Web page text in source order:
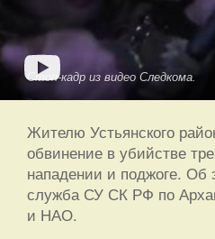
Стоп-кадр из видео Следкома.
Жителю Устьянского
обвинение в убийстве
нападении и поджоге. Об
служба СУ СК РФ по
и НАО.